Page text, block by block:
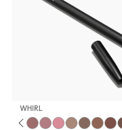
WHIRL